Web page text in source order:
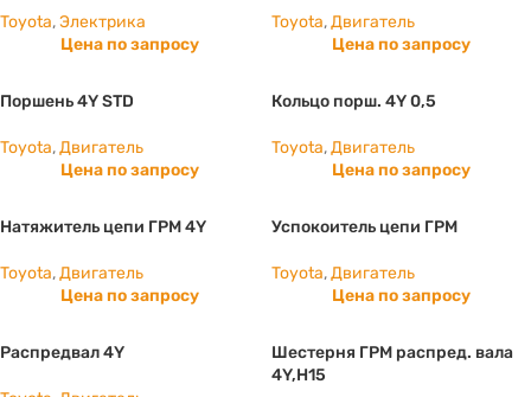
Toyota,Электрика
Цена по запросу
Toyota,Двигатель
Цена по запросу
Поршень 4Y STD
Toyota,Двигатель
Цена по запросу
Кольцо порш. 4Y 0,5
Toyota,Двигатель
Цена по запросу
Натяжитель цепи ГРМ 4Y
Toyota,Двигатель
Цена по запросу
Успокоитель цепи ГРМ
Toyota,Двигатель
Цена по запросу
Распредвал 4Y
Шестерня ГРМ распред. вала
4Y,H15